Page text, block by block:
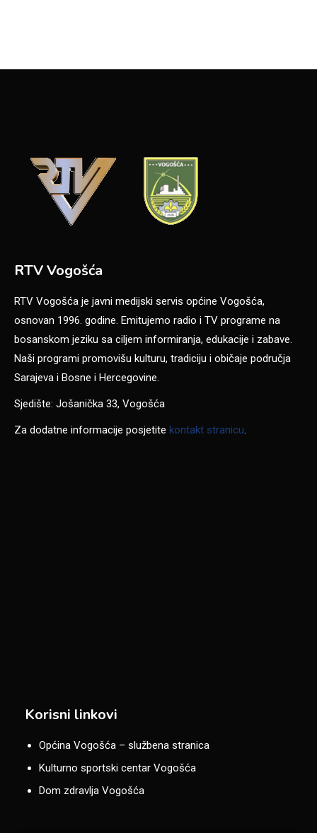
RTV Vogošća
RTV Vogošća je javni medijski servis općine Vogošća,
osnovan 1996. godine. Emitujemo radio i TV programe na
bosanskom jeziku sa ciljem informiranja, edukacije i zabave.
Naši programi promovišu kulturu, tradiciju i običaje područja
Sarajeva i Bosne i Hercegovine.
Sjedište: Jošanička 33, Vogošća
Za dodatne informacije posjetite kontakt stranicu.
Korisni linkovi
Općina Vogošća – službena stranica
Kulturno sportski centar Vogošća
Dom zdravlja Vogošća